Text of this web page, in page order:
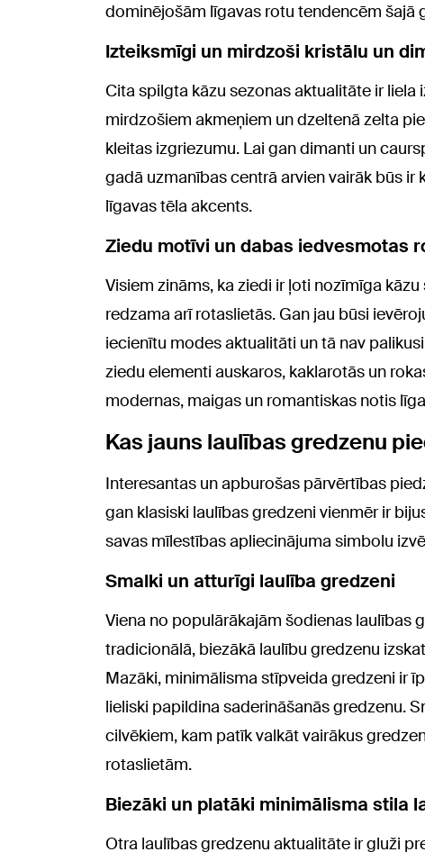
dominējošām līgavas rotu tendencēm šajā
Izteiksmīgi un mirdzoši kristālu un
Cita spilgta kāzu sezonas aktualitāte ir
mirdzošiem akmeņiem un dzeltenā zelta
kleitas izgriezumu. Lai gan dimanti un
gadā uzmanības centrā arvien vairāk būs ir
līgavas tēla akcents.
Ziedu motīvi un dabas iedvesmotas
Visiem zināms, ka ziedi ir ļoti nozīmīga
redzama arī rotaslietās. Gan jau būsi
iecienītu modes aktualitāti un tā nav
ziedu elementi auskaros, kaklarotās un
modernas, maigas un romantiskas notis
Kas jauns laulības gredzenu
Interesantas un apburošas pārvērtības
gan klasiski laulības gredzeni vienmēr ir
savas mīlestības apliecinājuma simbolu
Smalki un atturīgi laulība gredzeni
Viena no populārākajām šodienas laulības
tradicionālā, biezākā laulību gredzenu
Mazāki, minimālisma stīpveida gredzeni ir
lieliski papildina saderināšanās gredzenu.
cilvēkiem, kam patīk valkāt vairākus
rotaslietām.
Biezāki un platāki minimālisma stila
Otra laulības gredzenu aktualitāte ir gluži